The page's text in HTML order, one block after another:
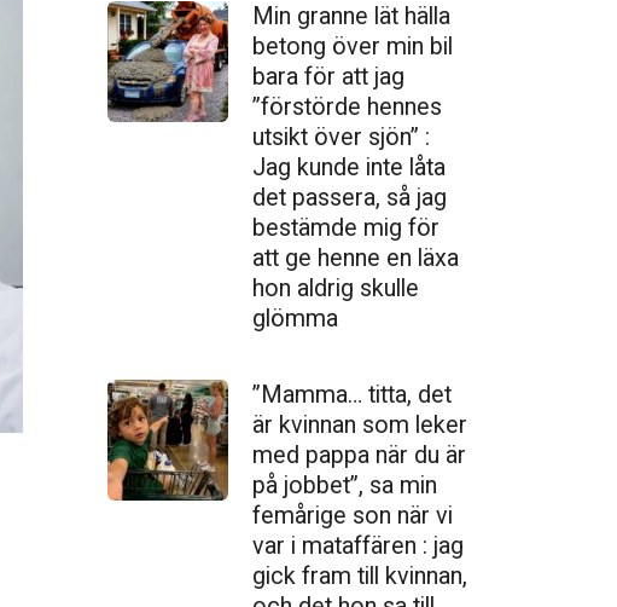
Min granne lät hälla
betong över min bil
bara för att jag
”förstörde hennes
utsikt över sjön” :
Jag kunde inte låta
det passera, så jag
bestämde mig för
att ge henne en läxa
hon aldrig skulle
glömma
”Mamma… titta, det
är kvinnan som leker
med pappa när du är
på jobbet”, sa min
femårige son när vi
var i mataffären : jag
gick fram till kvinnan,